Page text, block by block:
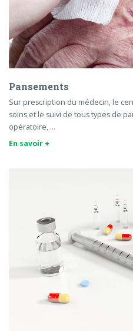
Pansements
Sur prescription du médecin, le
soins et le suivi de tous types de
opératoire, …
En savoir +